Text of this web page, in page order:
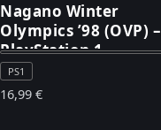
Nagano Winter
Olympics ’98 (OVP) –
PlayStation 1
PS1
16,99 €